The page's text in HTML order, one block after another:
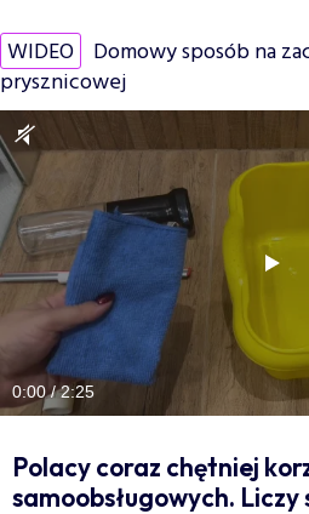
WIDEO Domowy sposób na
prysznicowej
0:00 / 2:25
Polacy coraz chętniej
samoobsługowych. Liczy